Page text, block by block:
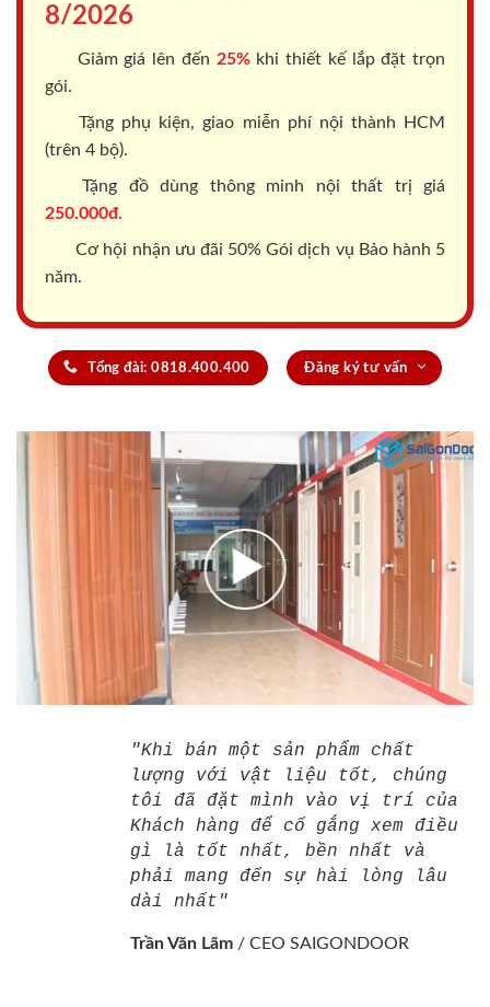
8/2026
Giảm giá lên đến 25%khi thiết kế lắp đặt trọn
gói.
Tặng phụ kiện, giao miễn phí nội thành HCM
(trên 4 bộ).
Tặng đồ dùng thông minh nội thất trị giá
250.000đ.
Cơ hội nhận ưu đãi 50% Gói dịch vụ Bảo hành 5
năm.
Tổng đài: 0818.400.400 Đăng ký tư vấn
"Khi bán một sản phẩm chất
lượng với vật liệu tốt, chúng
tôi đã đặt mình vào vị trí của
Khách hàng để cố gắng xem điều
gì là tốt nhất, bền nhất và
phải mang đến sự hài lòng lâu
dài nhất"
Trần Văn Lãm / CEO SAIGONDOOR